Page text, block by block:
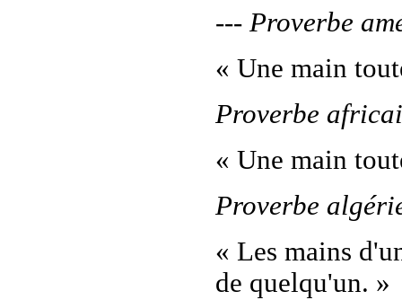
--- Proverbe
« Une main
Proverbe
« Une main
Proverbe
« Les mains
de quelqu'un. »